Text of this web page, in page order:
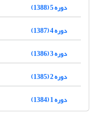
دوره 5 (1388)
دوره 4 (1387)
دوره 3 (1386)
دوره 2 (1385)
دوره 1 (1384)